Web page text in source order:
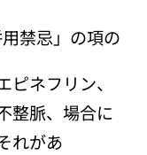
禁忌」の項の
ピネフリン、
整脈、場合に
れがあ